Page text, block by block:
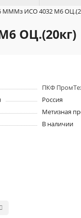
МММз ИСО 4032 М6
ОЦ.(20кг)
ПКФ
Россия
Метизная
В наличии